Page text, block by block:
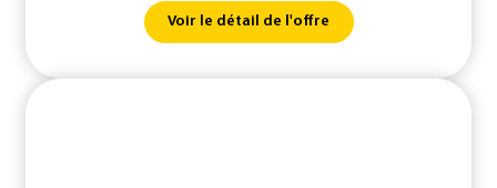
Voir le détail de l'offre